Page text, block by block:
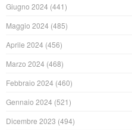
Giugno 2024 (441)
Maggio 2024 (485)
Aprile 2024 (456)
Marzo 2024 (468)
Febbraio 2024 (460)
Gennaio 2024 (521)
Dicembre 2023 (494)